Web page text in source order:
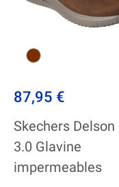
87,95 €
Skechers Delson
3.0 Glavine
impermeables